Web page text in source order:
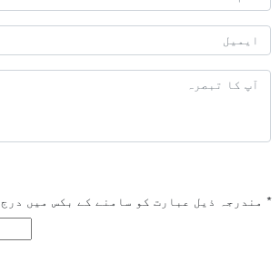
* مندرجہ ذیل عبارت کو سامنے کے بکس میں